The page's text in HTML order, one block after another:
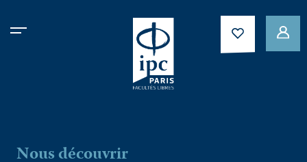
Nous découvrir
Intégrez l’IPC après une
hypokhâgne ou une